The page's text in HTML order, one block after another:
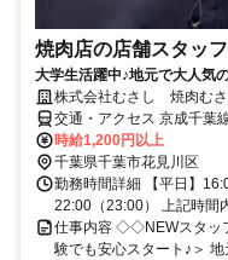
焼肉店の店舗スタッフ
大学生活躍中♪地元で大人気
株式会社むさし 焼肉む
交通・アクセス 京成千葉
時給1,200円以上
千葉県千葉市花見川区
勤務時間詳細 【平日】
22:00（23:00） 上記時間
仕事内容 ◇◇NEWスタッ
験でも安心スタート♪＞